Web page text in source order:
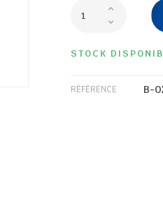
STOCK
RÉFÉRENCE B-